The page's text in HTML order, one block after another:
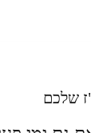
שלכם